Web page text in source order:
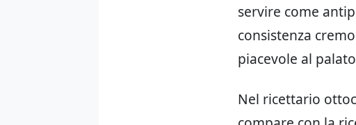
servire come
consistenza
piacevole al
Nel ricettario